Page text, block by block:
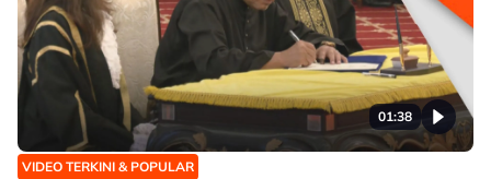
01:38
VIDEO TERKINI & POPULAR